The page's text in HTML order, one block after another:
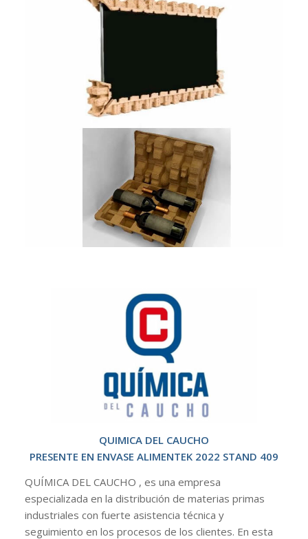
QUIMICA DEL CAUCHO
PRESENTE EN ENVASE ALIMENTEK 2022 STAND 409
QUÍMICA DEL CAUCHO , es una empresa
especializada en la distribución de materias primas
industriales con fuerte asistencia técnica y
seguimiento en los procesos de los clientes. En esta